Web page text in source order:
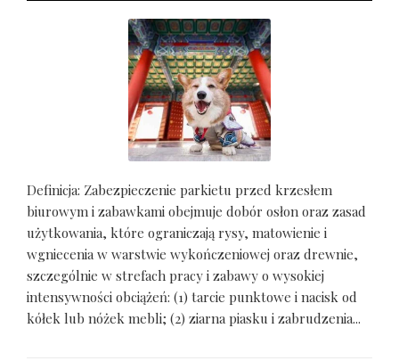
Definicja: Zabezpieczenie parkietu przed krzesłem
biurowym i zabawkami obejmuje dobór osłon oraz zasad
użytkowania, które ograniczają rysy, matowienie i
wgniecenia w warstwie wykończeniowej oraz drewnie,
szczególnie w strefach pracy i zabawy o wysokiej
intensywności obciążeń: (1) tarcie punktowe i nacisk od
kółek lub nóżek mebli; (2) ziarna piasku i zabrudzenia...